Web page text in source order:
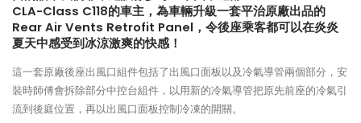
CLA-Class C118的車主，為車輛升級一套平治原廠出品的
Rear Air Vents Retrofit Panel，令後座乘客都可以在炎炎
夏天中感受到冰涼激爽的快感！
這一套原廠後座出風口組件包括了出風口面板以及冷氣導管兩個部分，安
裝時師傅會拆除部分中控台組件，以用新的冷氣導管把原先前座的冷氣引
流到後庭位置，再以出風口面板控制冷凍的開關。
【再向經典致敬!! Suzuki Jimny
XL化身迷你G-Class】
720S升級攻略】